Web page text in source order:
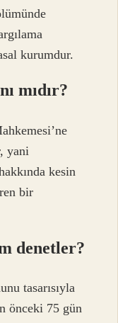
kurumdur.
mıdır?
yani
kesin
bir
denetler?
tasarısıyla
önceki 75 gün